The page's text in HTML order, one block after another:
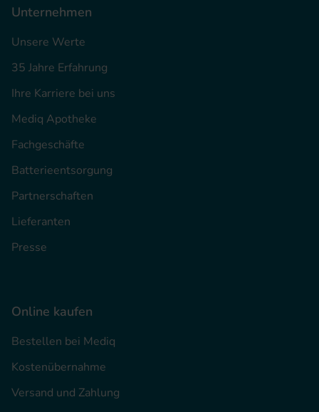
Unternehmen
Unsere Werte
35 Jahre Erfahrung
Ihre Karriere bei uns
Mediq Apotheke
Fachgeschäfte
Batterieentsorgung
Partnerschaften
Lieferanten
Presse
Online kaufen
Bestellen bei Mediq
Kostenübernahme
Versand und Zahlung